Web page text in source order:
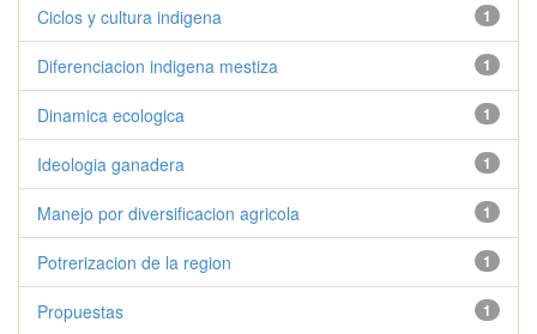
1
Ciclos y cultura indigena
1
Diferenciacion indigena mestiza
1
Dinamica ecologica
1
Ideologia ganadera
1
Manejo por diversificacion agricola
1
Potrerizacion de la region
1
Propuestas